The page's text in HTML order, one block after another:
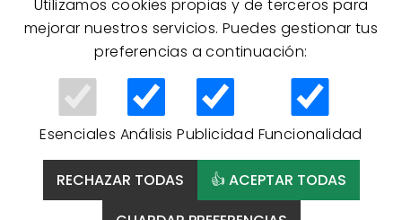
Utilizamos cookies propias y de terceros para
mejorar nuestros servicios. Puedes gestionar tus
preferencias a continuación:
Esenciales Análisis Publicidad Funcionalidad
RECHAZAR TODAS
👍 ACEPTAR TODAS
Más información
Productos Relacionados